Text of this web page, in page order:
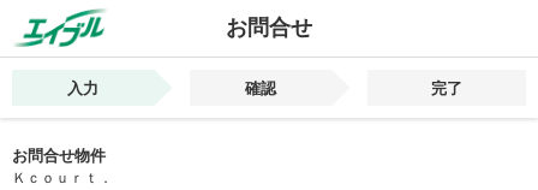
お問合せ
入力 確認 完了
お問合せ物件
Ｋｃｏｕｒｔ．